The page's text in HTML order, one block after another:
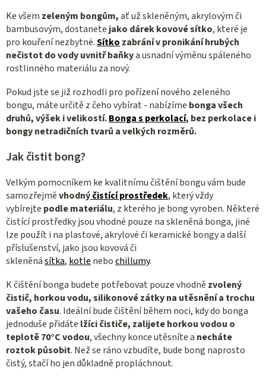
Ke všem zeleným bongům,ať už skleněným, akrylovým či
bambusovým, dostanetejako dárek kovové sítko, které je
pro kouření nezbytné.Sítkozabrání v pronikání hrubých
nečistot do vody uvnitř baňkya usnadní výměnu spáleného
rostlinného materiálu za nový.
Pokud jste se již rozhodli pro pořízení nového zeleného
bongu, máte určitě z čeho vybírat - nabízíme bonga všech
druhů, výšek i velikostí.Bonga s perkolací, bez perkolace i
bongy netradičních tvarů a velkých rozměrů.
Jak čistit bong?
Velkým pomocníkem ke kvalitnímu čištění bongu vám bude
samozřejměvhodnýčistící prostředek, který vždy
vybírejte podle materiálu, z kterého je bong vyroben. Některé
čistící prostředky jsou vhodné pouze na skleněná bonga, jiné
lze použít i na plastové, akrylové či keramické bongy a další
příslušenství, jako jsou kovová či
skleněnásítka,kotlenebochillumy.
K čištění bonga budete potřebovat pouze vhodně zvolený
čistič, horkou vodu, silikonové zátky na utěsnění a trochu
vašeho času. Ideální bude čištění během noci, kdy do bonga
jednoduše přidáte lžíci čističe, zalijete horkou vodou o
teplotě 70°C vodou, všechny konce utěsníte a necháte
roztok působit. Než se ráno vzbudíte, bude bong naprosto
čistý, stačí ho jen důkladně propláchnout.